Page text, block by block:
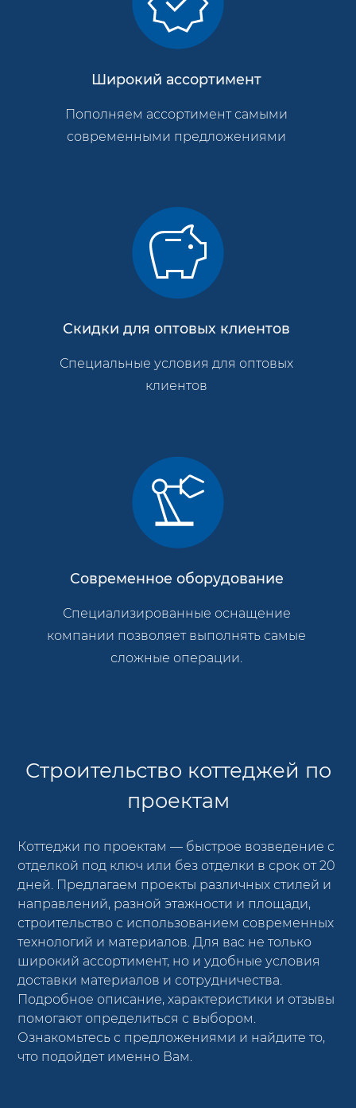
Широкий ассортимент
Пополняем ассортимент самыми
современными предложениями
Скидки для оптовых клиентов
Специальные условия для оптовых
клиентов
Современное оборудование
Специализированные оснащение
компании позволяет выполнять самые
сложные операции.
Строительство коттеджей по
проектам
Коттеджи по проектам — быстрое возведение с
отделкой под ключ или без отделки в срок от 20
дней. Предлагаем проекты различных стилей и
направлений, разной этажности и площади,
строительство с использованием современных
технологий и материалов. Для вас не только
широкий ассортимент, но и удобные условия
доставки материалов и сотрудничества.
Подробное описание, характеристики и отзывы
помогают определиться с выбором.
Ознакомьтесь с предложениями и найдите то,
что подойдет именно Вам.